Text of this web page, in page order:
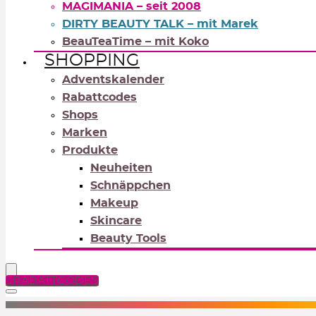
MAGIMANIA – seit 2008
DIRTY BEAUTY TALK – mit Marek
BeauTeaTime – mit Koko
SHOPPING
Adventskalender
Rabattcodes
Shops
Marken
Produkte
Neuheiten
Schnäppchen
Makeup
Skincare
Beauty Tools
RABATTCODES